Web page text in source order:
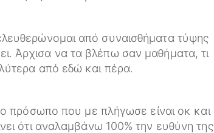
από συναισθήματα τύψης
Άρχισα να τα βλέπω σαν μαθήματα, τι
από εδώ και πέρα.
πρόσωπο που με πλήγωσε είναι οκ και
ότι αναλαμβάνω 100% την ευθύνη της